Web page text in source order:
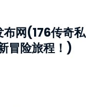
布网(176传奇
冒险旅程！)